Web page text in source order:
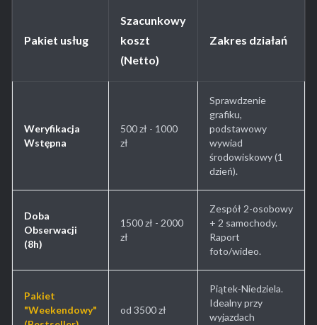
Pakiet usług
Szacunkowy
koszt
(Netto)
Zakres działań
Weryfikacja
Wstępna
500 zł - 1000
zł
Sprawdzenie
grafiku,
podstawowy
wywiad
środowiskowy (1
dzień).
Doba
Obserwacji
(8h)
1500 zł - 2000
zł
Zespół 2-osobowy
+ 2 samochody.
Raport
foto/wideo.
Pakiet
"Weekendowy"
od 3500 zł
Piątek-Niedziela.
Idealny przy
wyjazdach